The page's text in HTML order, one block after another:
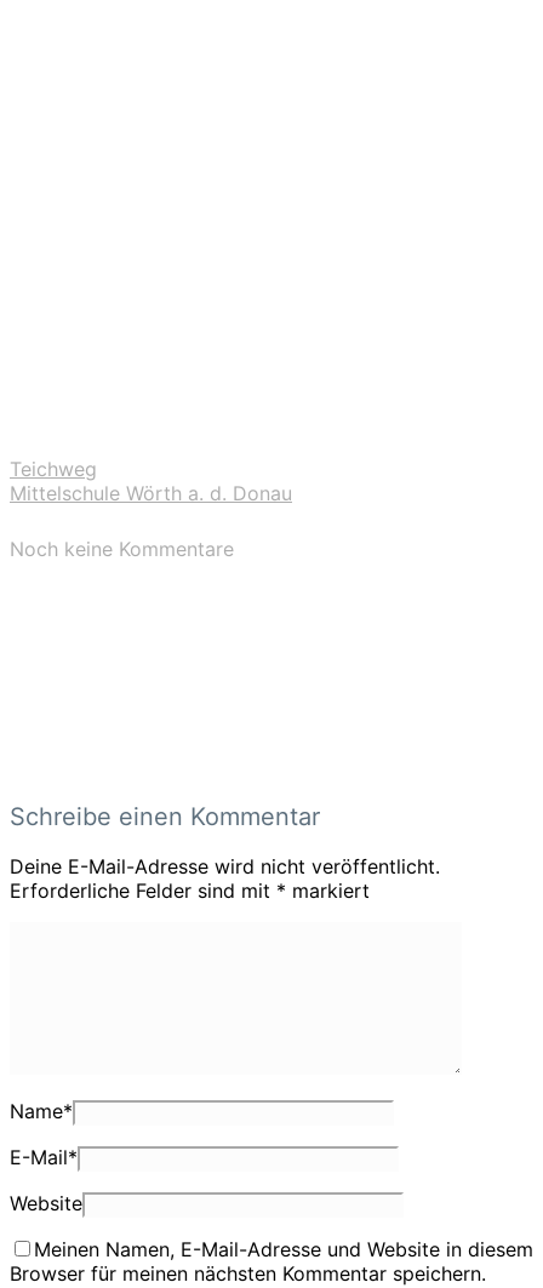
Teichweg
Mittelschule Wörth a. d. Donau
Noch keine Kommentare
Schreibe einen Kommentar
Deine E-Mail-Adresse wird nicht veröffentlicht.
Erforderliche Felder sind mit * markiert
Name*
E-Mail*
Website
Meinen Namen, E-Mail-Adresse und Website in diesem
Browser für meinen nächsten Kommentar speichern.